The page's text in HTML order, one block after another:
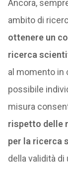
Ancora,
ambito di
ottenere un
ricerca
al momento in
possibile
misura
rispetto delle
per la ricerca
della validità